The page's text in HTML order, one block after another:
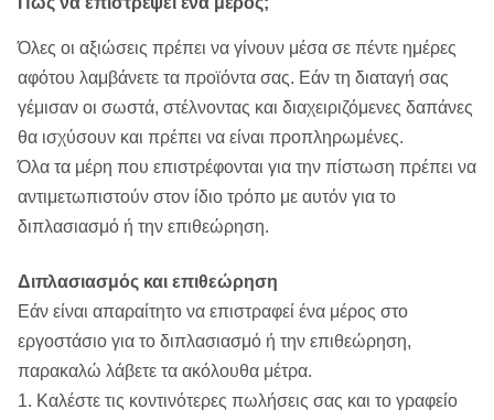
Όλες οι αξιώσεις πρέπει να γίνουν μέσα σε πέντε ημέρες
αφότου λαμβάνετε τα προϊόντα σας. Εάν τη διαταγή σας
γέμισαν οι σωστά, στέλνοντας και διαχειριζόμενες δαπάνες
θα ισχύσουν και πρέπει να είναι προπληρωμένες.
Όλα τα μέρη που επιστρέφονται για την πίστωση πρέπει να
αντιμετωπιστούν στον ίδιο τρόπο με αυτόν για το
διπλασιασμό ή την επιθεώρηση.
Διπλασιασμός και επιθεώρηση
Εάν είναι απαραίτητο να επιστραφεί ένα μέρος στο
εργοστάσιο για το διπλασιασμό ή την επιθεώρηση,
παρακαλώ λάβετε τα ακόλουθα μέτρα.
1. Καλέστε τις κοντινότερες πωλήσεις σας και το γραφείο